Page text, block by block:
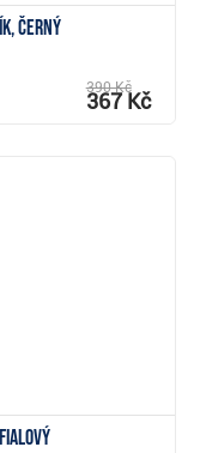
černý
390 Kč
367 Kč